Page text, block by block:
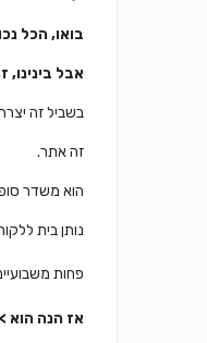
בואו, הכל
אבל
בשביל זה
זה אתר.
הוא משדר
נותן בית
פחות
אז הנה הוא